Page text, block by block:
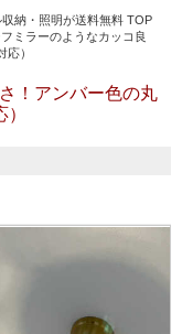
納・照明が送料無料 TOP
ミラーのようなカッコ良
）
！アンバー色の丸